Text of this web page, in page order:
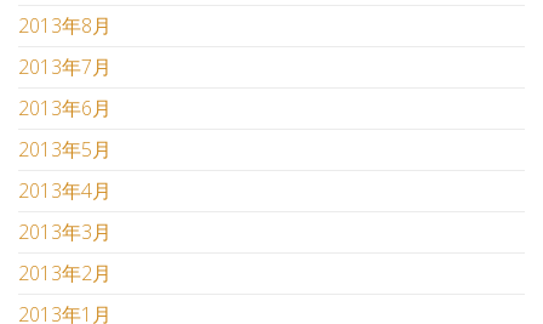
2013年8月
2013年7月
2013年6月
2013年5月
2013年4月
2013年3月
2013年2月
2013年1月